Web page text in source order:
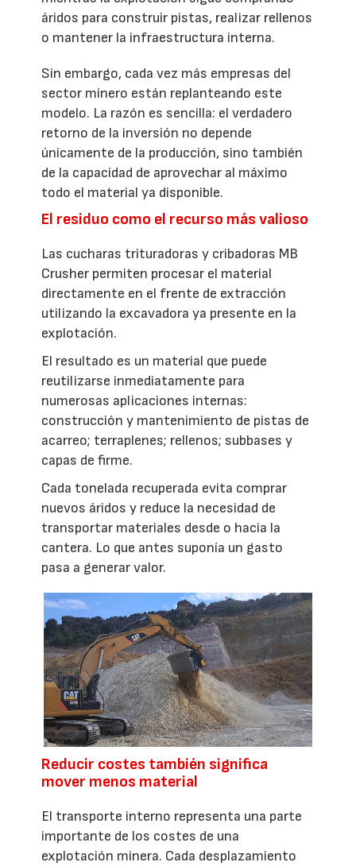
áridos para construir pistas, realizar rellenos
o mantener la infraestructura interna.
Sin embargo, cada vez más empresas del
sector minero están replanteando este
modelo. La razón es sencilla: el verdadero
retorno de la inversión no depende
únicamente de la producción, sino también
de la capacidad de aprovechar al máximo
todo el material ya disponible.
El residuo como el recurso más valioso
Las cucharas trituradoras y cribadoras MB
Crusher permiten procesar el material
directamente en el frente de extracción
utilizando la excavadora ya presente en la
explotación.
El resultado es un material que puede
reutilizarse inmediatamente para
numerosas aplicaciones internas:
construcción y mantenimiento de pistas de
acarreo; terraplenes; rellenos; subbases y
capas de firme.
Cada tonelada recuperada evita comprar
nuevos áridos y reduce la necesidad de
transportar materiales desde o hacia la
cantera. Lo que antes suponía un gasto
pasa a generar valor.
Reducir costes también significa
mover menos material
El transporte interno representa una parte
importante de los costes de una
explotación minera. Cada desplazamiento